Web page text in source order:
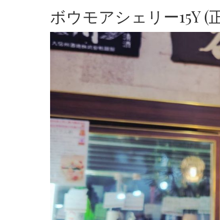
ボウモアシェリー15Y (